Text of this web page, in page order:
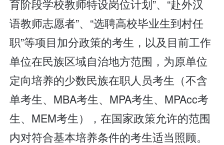
育阶段学校教师特设岗位计划”、“赴外汉
语教师志愿者”、“选聘高校毕业生到村任
职”等项目加分政策的考生，以及目前工作
单位在民族区域自治地方范围，为原单位
定向培养的少数民族在职人员考生（不含
单考生、MBA考生、MPA考生、MPAcc考
生、MEM考生），在国家政策允许的范围
内对符合基本培养条件的考生适当照顾。